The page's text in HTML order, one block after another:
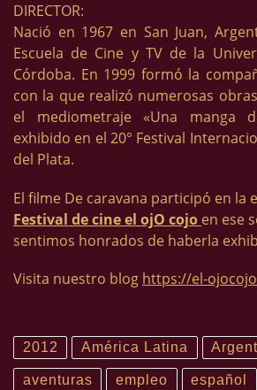
DIRECTOR:
Nació en 1967 en San Juan,
Escuela de Cine y TV de la
Córdoba. En 1999 formó la
con la que realizó numerosas
el mediometraje «Una manga
exhibido en el 20° Festival
del Plata.
El filme De caravana participó en la
Festival de cine el ojO cojo en ese
sentimos honrados de haberla
Visita nuestro blog https://el-
2012 América Latina
aventuras empleo español